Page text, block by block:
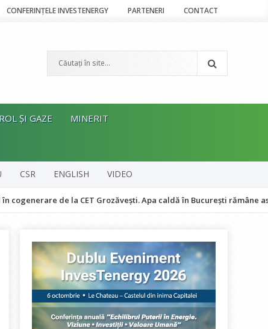
CONFERINȚELE INVESTENERGY PARTENERI CONTACT
ȘI GAZE MINERIT
CSR ENGLISH VIDEO
de la CET Grozăvești. Apa caldă în București rămâne asigurată